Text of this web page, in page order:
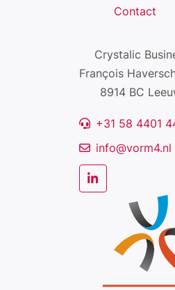
Contact
Crystalic
François
8914 BC
+31 58 4401
info@vorm4.nl